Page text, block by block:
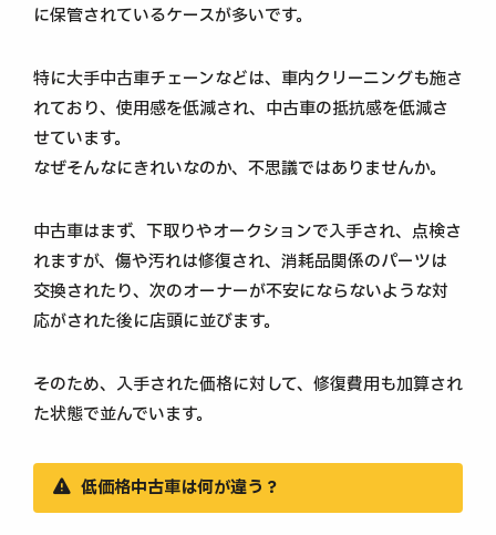
に保管されているケースが多いです。
特に大手中古車チェーンなどは、車内クリーニングも施さ
れており、使用感を低減され、中古車の抵抗感を低減さ
せています。
なぜそんなにきれいなのか、不思議ではありませんか。
中古車はまず、下取りやオークションで入手され、点検さ
れますが、傷や汚れは修復され、消耗品関係のパーツは
交換されたり、次のオーナーが不安にならないような対
応がされた後に店頭に並びます。
そのため、入手された価格に対して、修復費用も加算され
た状態で並んでいます。
低価格中古車は何が違う？